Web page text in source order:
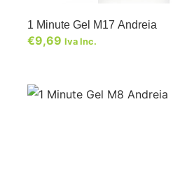
1 Minute Gel M17 Andreia
€9,69 Iva Inc.